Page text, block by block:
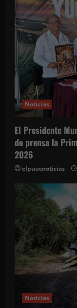
d
a
s
Noticias
El Presidente
de prensa la
2026
elpuucnoticias
Noticias